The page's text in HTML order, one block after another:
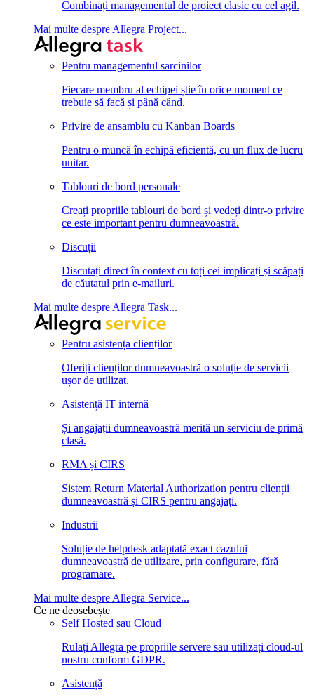
Combinați managementul de proiect clasic cu cel agil.
Mai multe despre Allegra Project...
Pentru managementul sarcinilor
Fiecare membru al echipei știe în orice moment ce
trebuie să facă și până când.
Privire de ansamblu cu Kanban Boards
Pentru o muncă în echipă eficientă, cu un flux de lucru
unitar.
Tablouri de bord personale
Creați propriile tablouri de bord și vedeți dintr-o privire
ce este important pentru dumneavoastră.
Discuții
Discutați direct în context cu toți cei implicați și scăpați
de căutatul prin e-mailuri.
Mai multe despre Allegra Task...
Pentru asistența clienților
Oferiți clienților dumneavoastră o soluție de servicii
ușor de utilizat.
Asistență IT internă
Și angajații dumneavoastră merită un serviciu de primă
clasă.
RMA și CIRS
Sistem Return Material Authorization pentru clienții
dumneavoastră și CIRS pentru angajați.
Industrii
Soluție de helpdesk adaptată exact cazului
dumneavoastră de utilizare, prin configurare, fără
programare.
Mai multe despre Allegra Service...
Ce ne deosebește
Self Hosted sau Cloud
Rulați Allegra pe propriile servere sau utilizați cloud-ul
nostru conform GDPR.
Asistență